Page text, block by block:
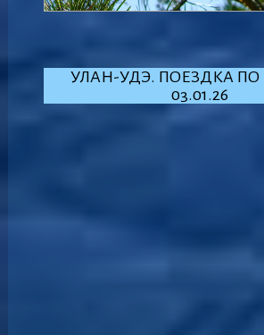
УЛАН-УДЭ. ПОЕЗДКА ПО
03.01.26